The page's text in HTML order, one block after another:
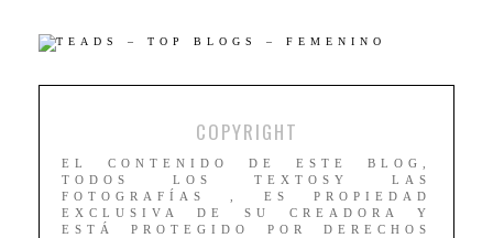
COPYRIGHT
EL CONTENIDO DE ESTE BLOG,
TODOS LOS TEXTOSY LAS
FOTOGRAFÍAS , ES PROPIEDAD
EXCLUSIVA DE SU CREADORA Y
ESTÁ PROTEGIDO POR DERECHOS